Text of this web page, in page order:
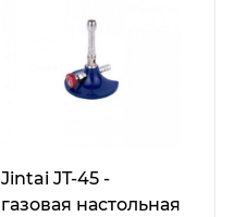
Jintai JT-45 -
газовая настольная